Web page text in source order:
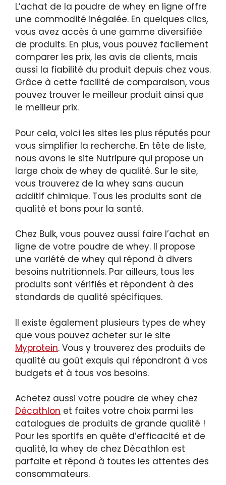
L’achat de la poudre de whey en ligne offre
une commodité inégalée. En quelques clics,
vous avez accès à une gamme diversifiée
de produits. En plus, vous pouvez facilement
comparer les prix, les avis de clients, mais
aussi la fiabilité du produit depuis chez vous.
Grâce à cette facilité de comparaison, vous
pouvez trouver le meilleur produit ainsi que
le meilleur prix.
Pour cela, voici les sites les plus réputés pour
vous simplifier la recherche. En tête de liste,
nous avons le site Nutripure qui propose un
large choix de whey de qualité. Sur le site,
vous trouverez de la whey sans aucun
additif chimique. Tous les produits sont de
qualité et bons pour la santé.
Chez Bulk, vous pouvez aussi faire l’achat en
ligne de votre poudre de whey. Il propose
une variété de whey qui répond à divers
besoins nutritionnels. Par ailleurs, tous les
produits sont vérifiés et répondent à des
standards de qualité spécifiques.
Il existe également plusieurs types de whey
que vous pouvez acheter sur le site
Myprotein. Vous y trouverez des produits de
qualité au goût exquis qui répondront à vos
budgets et à tous vos besoins.
Achetez aussi votre poudre de whey chez
Décathlon et faites votre choix parmi les
catalogues de produits de grande qualité !
Pour les sportifs en quête d’efficacité et de
qualité, la whey de chez Décathlon est
parfaite et répond à toutes les attentes des
consommateurs.